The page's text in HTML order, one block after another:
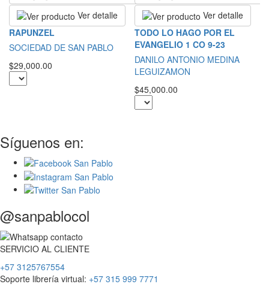
Ver detalle
RAPUNZEL
SOCIEDAD DE SAN PABLO
$29,000.00
Ver detalle
TODO LO HAGO POR EL
EVANGELIO 1 CO 9-23
DANILO ANTONIO MEDINA
LEGUIZAMON
$45,000.00
Síguenos en:
@sanpablocol
SERVICIO AL CLIENTE
+57 3125767554
Soporte librería virtual: +57 315 999 7771